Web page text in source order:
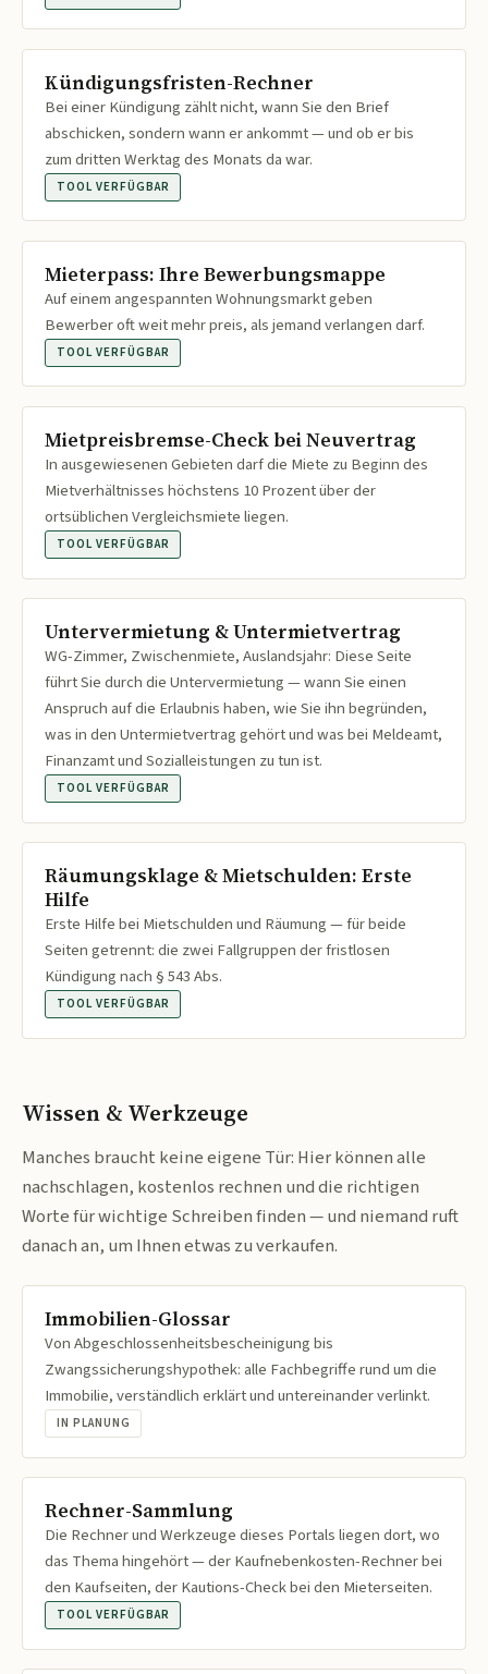
Kündigungsfristen-Rechner
Bei einer Kündigung zählt nicht, wann Sie den Brief
abschicken, sondern wann er ankommt — und ob er bis
zum dritten Werktag des Monats da war.
TOOL VERFÜGBAR
Mieterpass: Ihre Bewerbungsmappe
Auf einem angespannten Wohnungsmarkt geben
Bewerber oft weit mehr preis, als jemand verlangen darf.
TOOL VERFÜGBAR
Mietpreisbremse-Check bei Neuvertrag
In ausgewiesenen Gebieten darf die Miete zu Beginn des
Mietverhältnisses höchstens 10 Prozent über der
ortsüblichen Vergleichsmiete liegen.
TOOL VERFÜGBAR
Untervermietung & Untermietvertrag
WG-Zimmer, Zwischenmiete, Auslandsjahr: Diese Seite
führt Sie durch die Untervermietung — wann Sie einen
Anspruch auf die Erlaubnis haben, wie Sie ihn begründen,
was in den Untermietvertrag gehört und was bei Meldeamt,
Finanzamt und Sozialleistungen zu tun ist.
TOOL VERFÜGBAR
Räumungsklage & Mietschulden: Erste
Hilfe
Erste Hilfe bei Mietschulden und Räumung — für beide
Seiten getrennt: die zwei Fallgruppen der fristlosen
Kündigung nach § 543 Abs.
TOOL VERFÜGBAR
Wissen & Werkzeuge
Manches braucht keine eigene Tür: Hier können alle
nachschlagen, kostenlos rechnen und die richtigen
Worte für wichtige Schreiben finden — und niemand ruft
danach an, um Ihnen etwas zu verkaufen.
Immobilien-Glossar
Von Abgeschlossenheitsbescheinigung bis
Zwangssicherungshypothek: alle Fachbegriffe rund um die
Immobilie, verständlich erklärt und untereinander verlinkt.
IN PLANUNG
Rechner-Sammlung
Die Rechner und Werkzeuge dieses Portals liegen dort, wo
das Thema hingehört — der Kaufnebenkosten-Rechner bei
den Kaufseiten, der Kautions-Check bei den Mieterseiten.
TOOL VERFÜGBAR